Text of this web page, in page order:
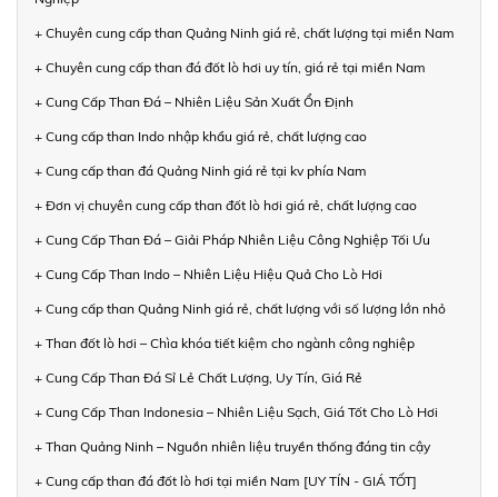
+ Chuyên cung cấp than Quảng Ninh giá rẻ, chất lượng tại miền Nam
+ Chuyên cung cấp than đá đốt lò hơi uy tín, giá rẻ tại miền Nam
+ Cung Cấp Than Đá – Nhiên Liệu Sản Xuất Ổn Định
+ Cung cấp than Indo nhập khẩu giá rẻ, chất lượng cao
+ Cung cấp than đá Quảng Ninh giá rẻ tại kv phía Nam
+ Đơn vị chuyên cung cấp than đốt lò hơi giá rẻ, chất lượng cao
+ Cung Cấp Than Đá – Giải Pháp Nhiên Liệu Công Nghiệp Tối Ưu
+ Cung Cấp Than Indo – Nhiên Liệu Hiệu Quả Cho Lò Hơi
+ Cung cấp than Quảng Ninh giá rẻ, chất lượng với số lượng lớn nhỏ
+ Than đốt lò hơi – Chìa khóa tiết kiệm cho ngành công nghiệp
+ Cung Cấp Than Đá Sỉ Lẻ Chất Lượng, Uy Tín, Giá Rẻ
+ Cung Cấp Than Indonesia – Nhiên Liệu Sạch, Giá Tốt Cho Lò Hơi
+ Than Quảng Ninh – Nguồn nhiên liệu truyền thống đáng tin cậy
+ Cung cấp than đá đốt lò hơi tại miền Nam [UY TÍN - GIÁ TỐT]